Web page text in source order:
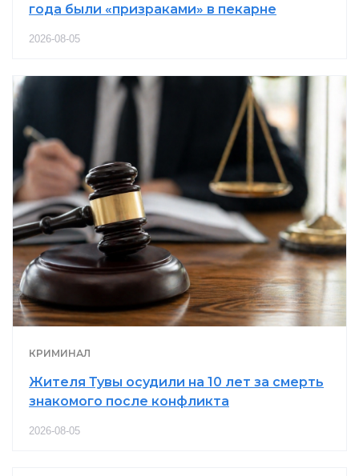
года были «призраками» в пекарне
2026-08-05
КРИМИНАЛ
Жителя Тувы осудили на 10 лет за смерть
знакомого после конфликта
2026-08-05